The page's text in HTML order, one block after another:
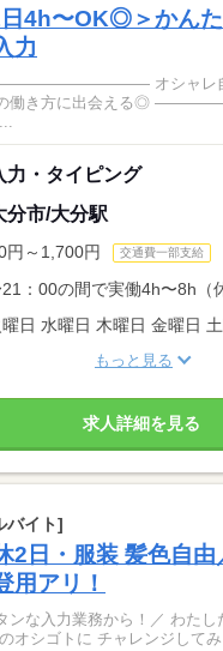
日4h〜OK◎＞かん
力
シャレ自由/週払い/平日のみ
に出会える◎ ――――――――――――――
...
力・タイピング
分市/大分駅
円～1,700円 交通費一部支給
：00の間で実働4h〜8h（
日 水曜日 木曜日 金曜日
もっと見る
求人詳細を見る
バイト]
2日・服装 髪色自
用アリ！
務から！／ わたしたちと一緒に大手旅行
シゴトに チャレンジしてみませんか